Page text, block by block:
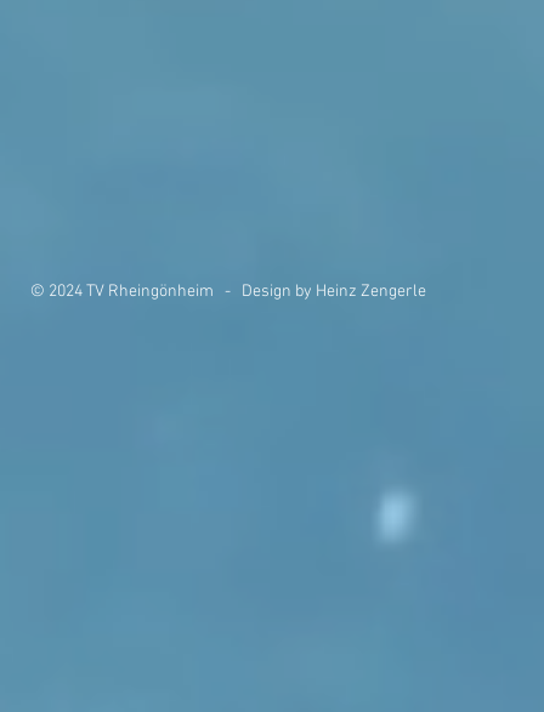
© 2024 TV Rheingönheim - Design by Heinz Zengerle